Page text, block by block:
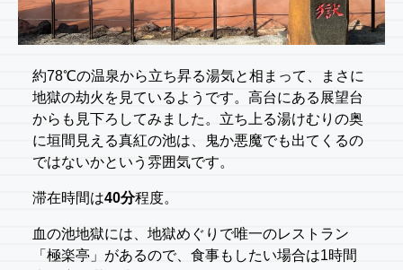
約78℃の温泉から立ち昇る湯気と相まって、まさに
地獄の劫火を見ているようです。高台にある展望台
からも見下ろしてみました。立ち上る湯けむりの奥
に垣間見える真紅の池は、鬼か悪魔でも出てくるの
ではないかという雰囲気です。
滞在時間は40分程度。
血の池地獄には、地獄めぐりで唯一のレストラン
「極楽亭」があるので、食事もしたい場合は1時間